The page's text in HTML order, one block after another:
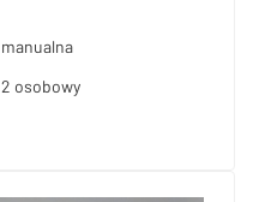
manualna
2 osobowy